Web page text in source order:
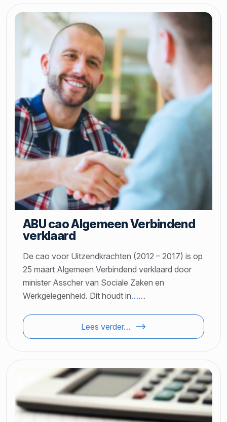
ABU cao Algemeen Verbindend
verklaard
De cao voor Uitzendkrachten (2012 – 2017) is op
25 maart Algemeen Verbindend verklaard door
minister Asscher van Sociale Zaken en
Werkgelegenheid. Dit houdt in……
Lees verder…